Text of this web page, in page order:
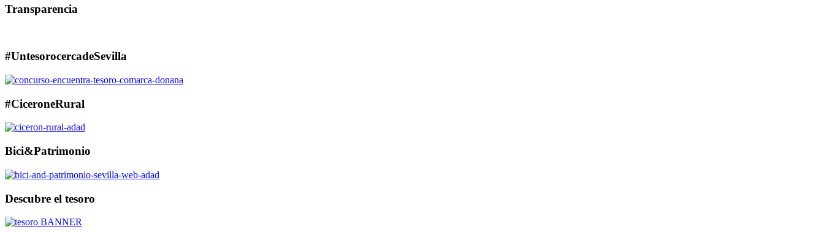
Transparencia
#UntesorocercadeSevilla
#CiceroneRural
Bici&Patrimonio
Descubre el tesoro